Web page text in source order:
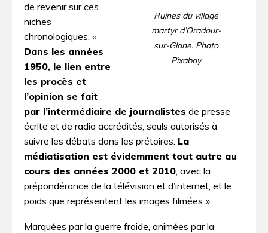
Ruines du village
martyr d’Oradour-
sur-Glane. Photo
Pixabay
de revenir sur ces
niches
chronologiques. «
Dans les années
1950, le lien entre
les procès et
l’opinion se fait
par l’intermédiaire de journalistes de presse
écrite et de radio accrédités, seuls autorisés à
suivre les débats dans les prétoires. La
médiatisation est évidemment tout autre au
cours des années 2000 et 2010, avec la
prépondérance de la télévision et d’internet, et le
poids que représentent les images filmées. »
Marquées par la guerre froide, animées par la